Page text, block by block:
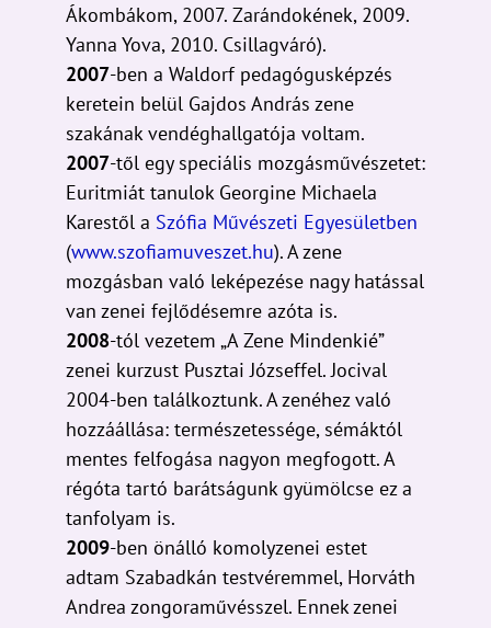
Ákombákom, 2007. Zarándokének, 2009.
Yanna Yova, 2010. Csillagváró).
2007-ben a Waldorf pedagógusképzés
keretein belül Gajdos András zene
szakának vendéghallgatója voltam.
2007-től egy speciális mozgásművészetet:
Euritmiát tanulok Georgine Michaela
Karestől a Szófia Művészeti Egyesületben
(www.szofiamuveszet.hu). A zene
mozgásban való leképezése nagy hatással
van zenei fejlődésemre azóta is.
2008-tól vezetem „A Zene Mindenkié”
zenei kurzust Pusztai Józseffel. Jocival
2004-ben találkoztunk. A zenéhez való
hozzáállása: természetessége, sémáktól
mentes felfogása nagyon megfogott. A
régóta tartó barátságunk gyümölcse ez a
tanfolyam is.
2009-ben önálló komolyzenei estet
adtam Szabadkán testvéremmel, Horváth
Andrea zongoraművésszel. Ennek zenei